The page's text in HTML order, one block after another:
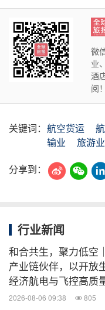
微
业
酒
阅！
关键词： 航空货运
输业
旅游业
分享到：
行业新闻
和合共生，聚力低空
产业链伙伴，以开放
经济航电与飞控高质
2026-08-06 09:38 805